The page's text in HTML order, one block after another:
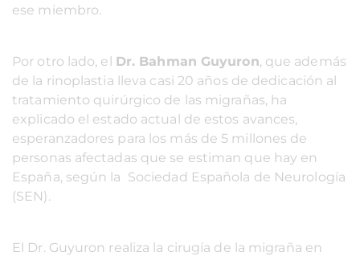
ese miembro.
Por otro lado, el Dr. Bahman Guyuron, que además
de la rinoplastia lleva casi 20 años de dedicación al
tratamiento quirúrgico de las migrañas, ha
explicado el estado actual de estos avances,
esperanzadores para los más de 5 millones de
personas afectadas que se estiman que hay en
España, según la Sociedad Española de Neurología
(SEN).
El Dr. Guyuron realiza la cirugía de la migraña en